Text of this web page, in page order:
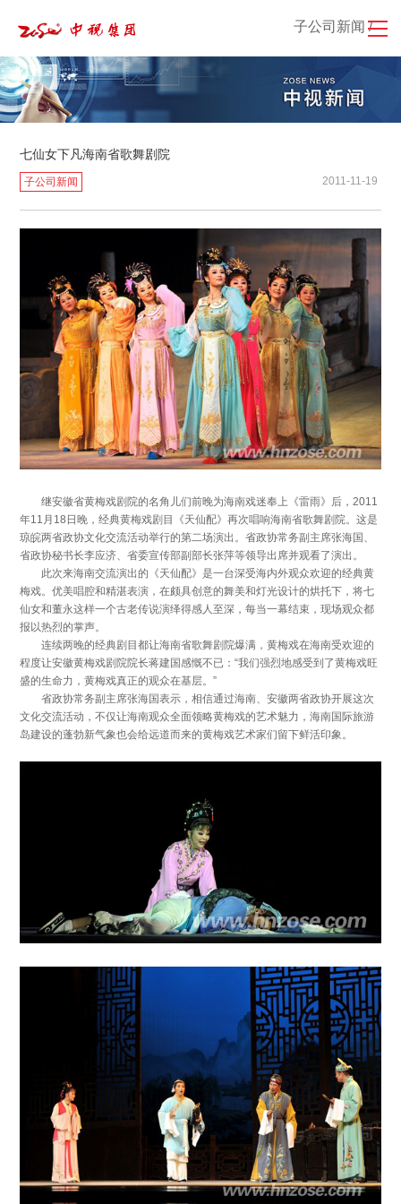
子公司新闻 /
七仙女下凡海南省歌舞剧院
子公司新闻 2011-11-19
继安徽省黄梅戏剧院的名角儿们前晚为海南戏迷奉上《雷雨》后，2011
年11月18日晚，经典黄梅戏剧目《天仙配》再次唱响海南省歌舞剧院。这是
琼皖两省政协文化交流活动举行的第二场演出。省政协常务副主席张海国、
省政协秘书长李应济、省委宣传部副部长张萍等领导出席并观看了演出。
此次来海南交流演出的《天仙配》是一台深受海内外观众欢迎的经典黄
梅戏。优美唱腔和精湛表演，在颇具创意的舞美和灯光设计的烘托下，将七
仙女和董永这样一个古老传说演绎得感人至深，每当一幕结束，现场观众都
报以热烈的掌声。
连续两晚的经典剧目都让海南省歌舞剧院爆满，黄梅戏在海南受欢迎的
程度让安徽黄梅戏剧院院长蒋建国感慨不已：“我们强烈地感受到了黄梅戏旺
盛的生命力，黄梅戏真正的观众在基层。”
省政协常务副主席张海国表示，相信通过海南、安徽两省政协开展这次
文化交流活动，不仅让海南观众全面领略黄梅戏的艺术魅力，海南国际旅游
岛建设的蓬勃新气象也会给远道而来的黄梅戏艺术家们留下鲜活印象。